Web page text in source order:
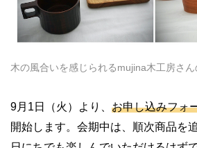
木の風合いを感じられるmujina木工房さん
9月1日（火）より、 お申し込みフォ
開始します。会期中は、順次商品を